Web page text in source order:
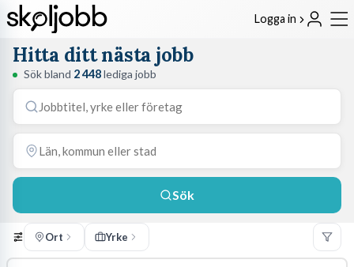
Logga in
Hitta ditt nästa jobb
Sök bland 2 448lediga jobb
Sök
Ort Yrke